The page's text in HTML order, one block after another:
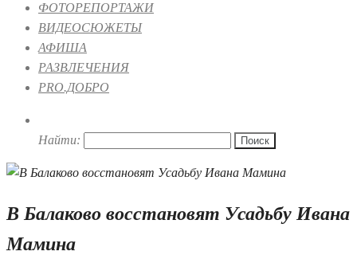
ФОТОРЕПОРТАЖИ
ВИДЕОСЮЖЕТЫ
АФИША
РАЗВЛЕЧЕНИЯ
PRO.ДОБРО
Найти:
В Балаково восстановят Усадьбу Ивана
Мамина